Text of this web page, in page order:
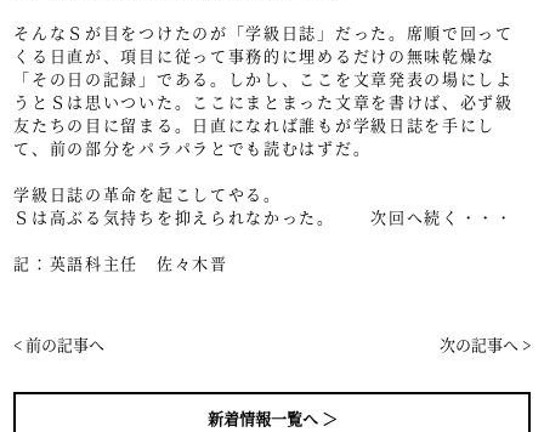
そんなＳが目をつけたのが「学級日誌」だった。席順で回って
くる日直が、項目に従って事務的に埋めるだけの無味乾燥な
「その日の記録」である。しかし、ここを文章発表の場にしよ
うとＳは思いついた。ここにまとまった文章を書けば、必ず級
友たちの目に留まる。日直になれば誰もが学級日誌を手にし
て、前の部分をパラパラとでも読むはずだ。
学級日誌の革命を起こしてやる。
Ｓは高ぶる気持ちを抑えられなかった。 次回へ続く・・・
記：英語科主任 佐々木晋
< 前の記事へ
新着情報一覧へ ＞
次の記事へ >